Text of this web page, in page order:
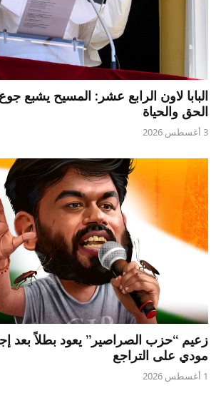
البابا لاون الرابع عشر: المسيح يشبع
الحق والحياة
3 أغسطس 2026
زعيم “حزب الصراصير” يعود بطلاً بعد
مودي على التراجع
1 أغسطس 2026